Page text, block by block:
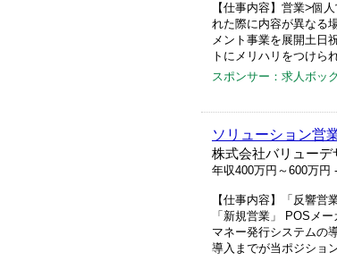
【仕事内容】営業>個
れた際に内容が異なる
メント事業を展開土日
トにメリハリをつけら
スポンサー：求人ボッ
ソリューション営
株式会社バリューデ
年収400万円～600万円
【仕事内容】「反響
「新規営業」 POSメ
マネー発行システムの
導入までが当ポジショ